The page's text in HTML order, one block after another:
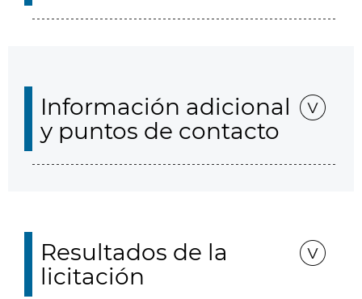
Información adicional
y puntos de contacto
Resultados de la
licitación